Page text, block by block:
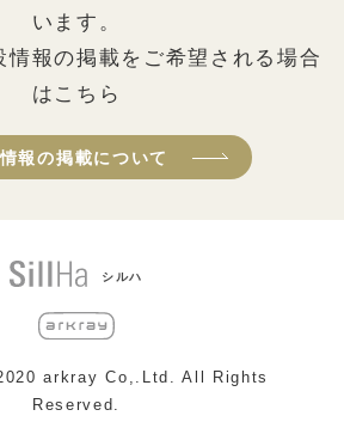
います。
情報の掲載をご希望される場合
はこちら
報の掲載について
シルハ
arkray Co,.Ltd. All Rights
Reserved.